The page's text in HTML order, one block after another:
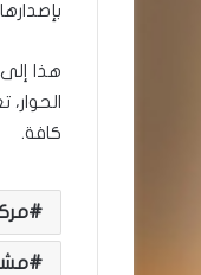
هذا
كافة.